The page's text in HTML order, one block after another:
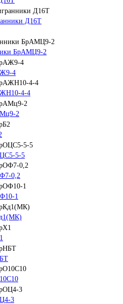
Д16Т
БрАМЦ9-2
4
4-4
2
5-5
0,2
1
3